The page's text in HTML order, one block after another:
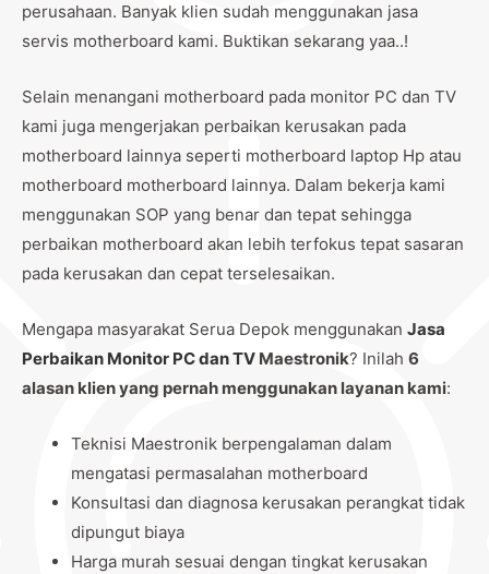
perusahaan. Banyak klien sudah menggunakan jasa
servis motherboard kami. Buktikan sekarang yaa..!
Selain menangani motherboard pada monitor PC dan TV
kami juga mengerjakan perbaikan kerusakan pada
motherboard lainnya seperti motherboard laptop Hp atau
motherboard motherboard lainnya. Dalam bekerja kami
menggunakan SOP yang benar dan tepat sehingga
perbaikan motherboard akan lebih terfokus tepat sasaran
pada kerusakan dan cepat terselesaikan.
Mengapa masyarakat Serua Depok menggunakan Jasa
Perbaikan Monitor PC dan TV Maestronik? Inilah 6
alasan klien yang pernah menggunakan layanan kami:
Teknisi Maestronik berpengalaman dalam
mengatasi permasalahan motherboard
Konsultasi dan diagnosa kerusakan perangkat tidak
dipungut biaya
Harga murah sesuai dengan tingkat kerusakan